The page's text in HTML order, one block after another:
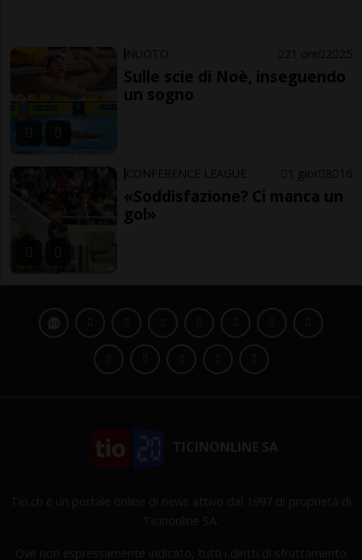
NUOTO 21 ore 2 25
Sulle scie di Noè, inseguendo
un sogno
CONFERENCE LEAGUE 1 gior 8 16
«Soddisfazione? Ci manca un
gol»